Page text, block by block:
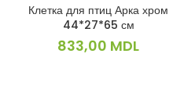
В КОРЗИНУ
Клетка для птиц Арка хром
44*27*65 см
833,00 MDL